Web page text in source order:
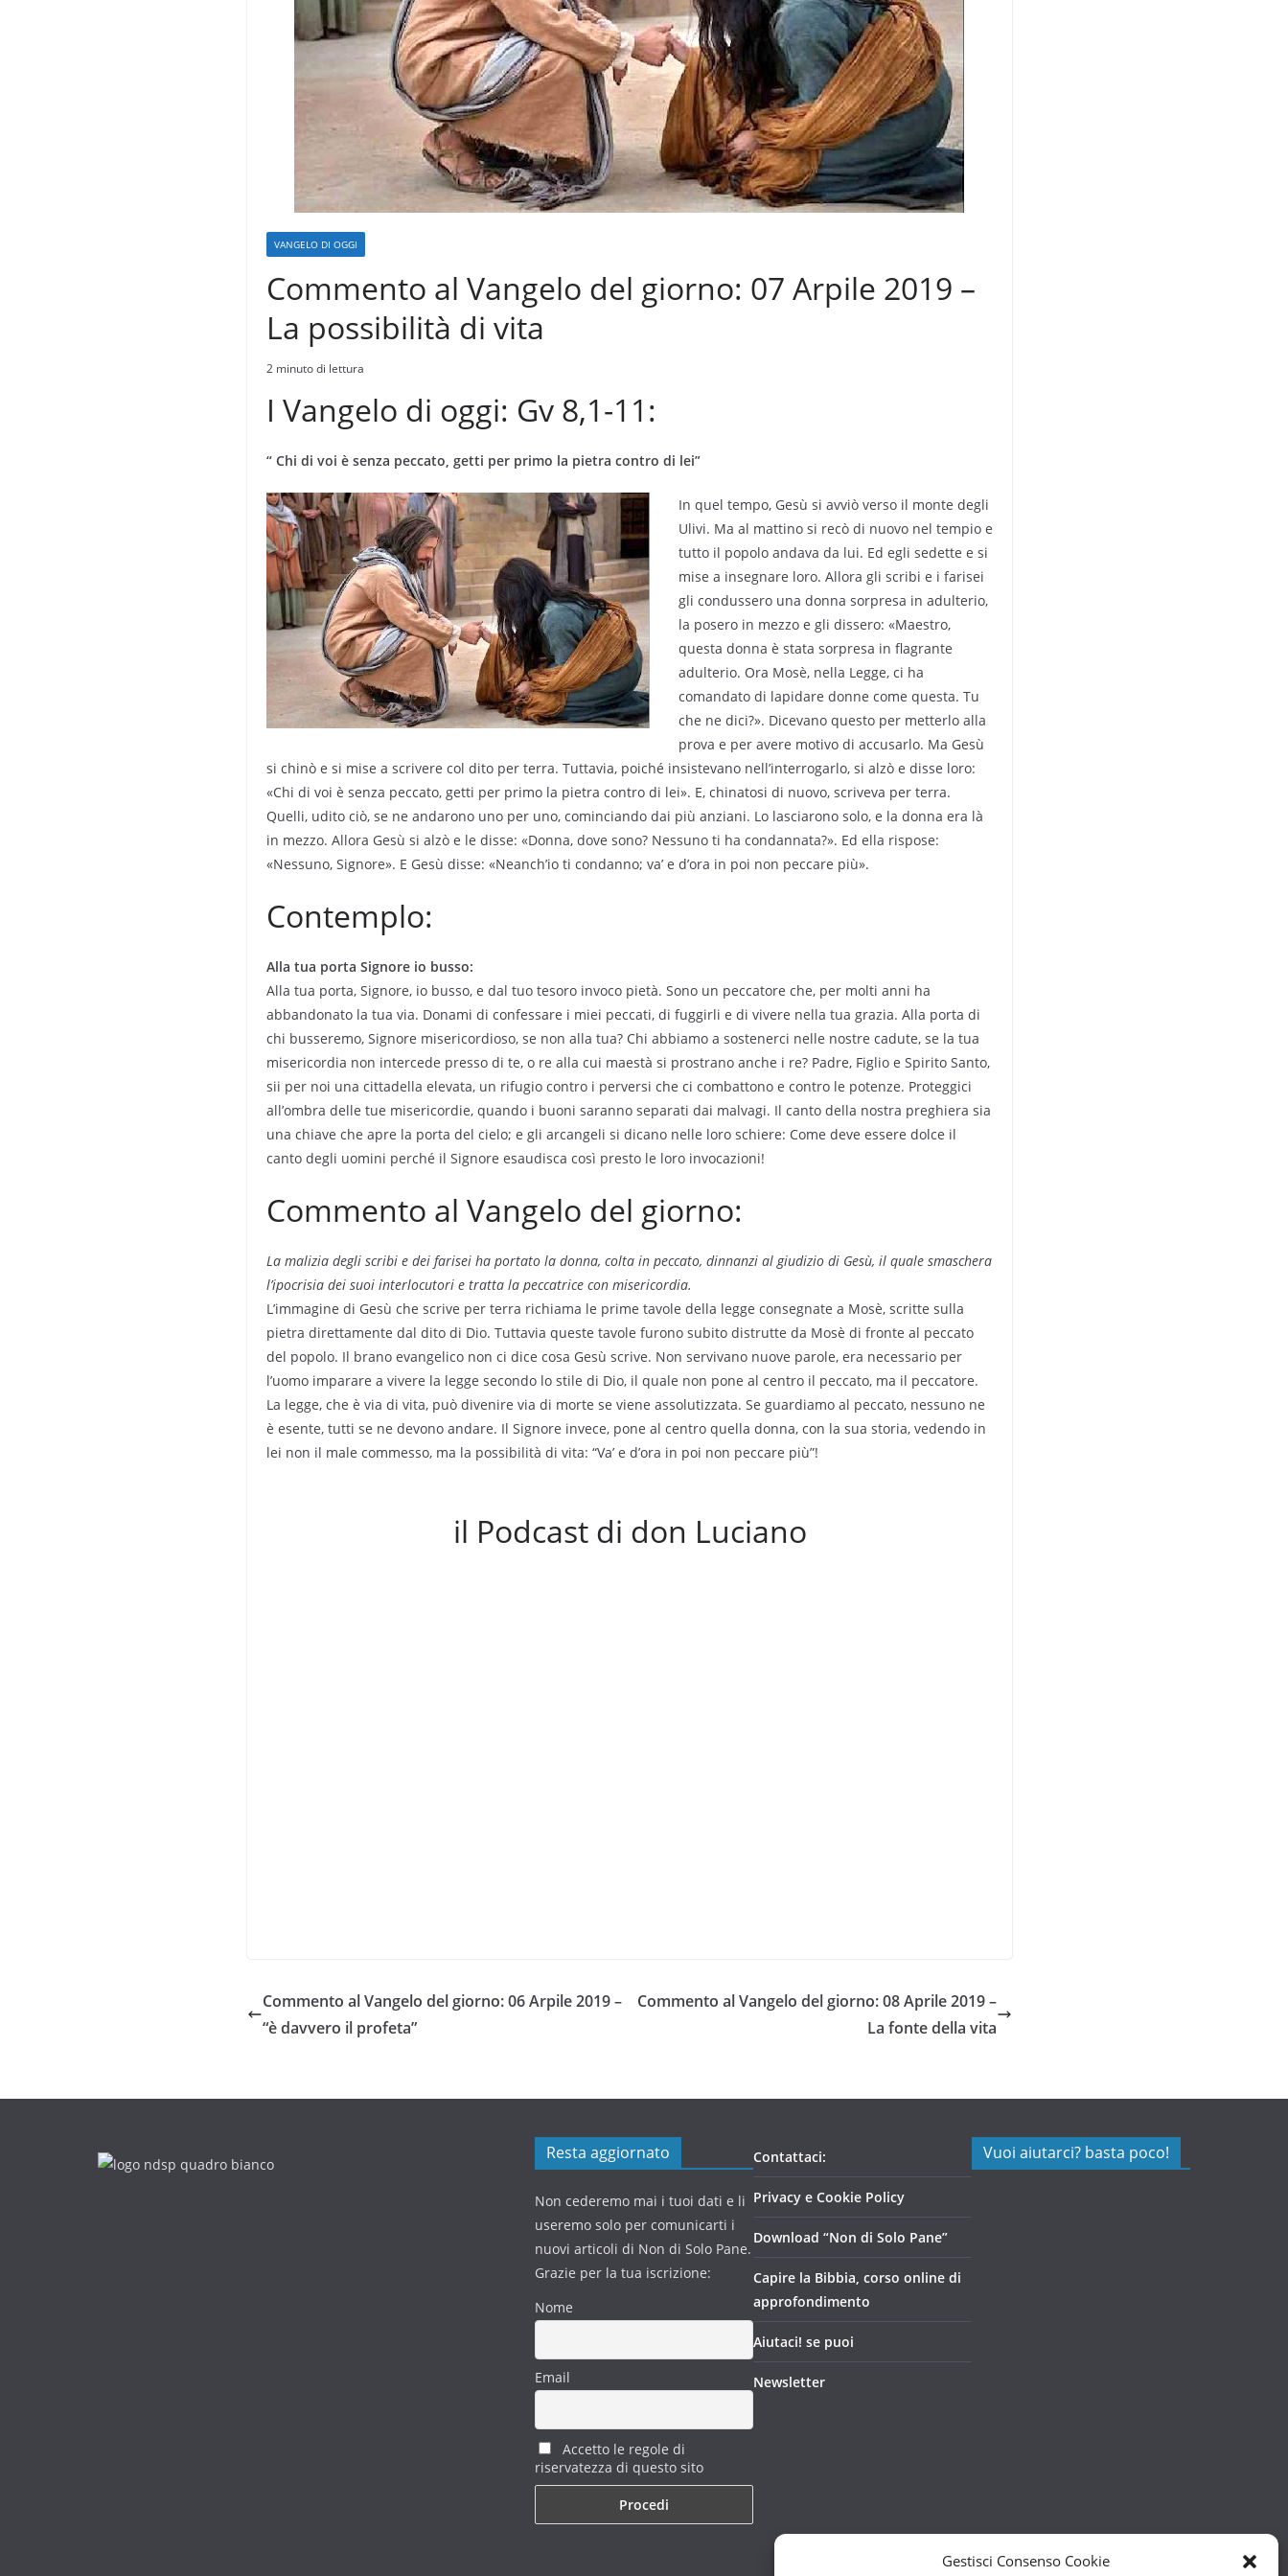
Gestisci Consenso Cookie
VANGELO DI OGGI
Commento al Vangelo del giorno: 07 Arpile 2019 –
La possibilità di vita
2 minuto di lettura
I Vangelo di oggi: Gv 8,1-11:
“ Chi di voi è senza peccato, getti per primo la pietra contro di lei”
In quel tempo, Gesù si avviò verso il monte degli
Ulivi. Ma al mattino si recò di nuovo nel tempio e
tutto il popolo andava da lui. Ed egli sedette e si
mise a insegnare loro. Allora gli scribi e i farisei
gli condussero una donna sorpresa in adulterio,
la posero in mezzo e gli dissero: «Maestro,
questa donna è stata sorpresa in flagrante
adulterio. Ora Mosè, nella Legge, ci ha
comandato di lapidare donne come questa. Tu
che ne dici?». Dicevano questo per metterlo alla
prova e per avere motivo di accusarlo. Ma Gesù
si chinò e si mise a scrivere col dito per terra. Tuttavia, poiché insistevano nell’interrogarlo, si alzò e disse loro:
«Chi di voi è senza peccato, getti per primo la pietra contro di lei». E, chinatosi di nuovo, scriveva per terra.
Quelli, udito ciò, se ne andarono uno per uno, cominciando dai più anziani. Lo lasciarono solo, e la donna era là
in mezzo. Allora Gesù si alzò e le disse: «Donna, dove sono? Nessuno ti ha condannata?». Ed ella rispose:
«Nessuno, Signore». E Gesù disse: «Neanch’io ti condanno; va’ e d’ora in poi non peccare più».
Contemplo:
Alla tua porta Signore io busso:
Alla tua porta, Signore, io busso, e dal tuo tesoro invoco pietà. Sono un peccatore che, per molti anni ha
abbandonato la tua via. Donami di confessare i miei peccati, di fuggirli e di vivere nella tua grazia. Alla porta di
chi busseremo, Signore misericordioso, se non alla tua? Chi abbiamo a sostenerci nelle nostre cadute, se la tua
misericordia non intercede presso di te, o re alla cui maestà si prostrano anche i re? Padre, Figlio e Spirito Santo,
sii per noi una cittadella elevata, un rifugio contro i perversi che ci combattono e contro le potenze. Proteggici
all’ombra delle tue misericordie, quando i buoni saranno separati dai malvagi. Il canto della nostra preghiera sia
una chiave che apre la porta del cielo; e gli arcangeli si dicano nelle loro schiere: Come deve essere dolce il
canto degli uomini perché il Signore esaudisca così presto le loro invocazioni!
Commento al Vangelo del giorno:
La malizia degli scribi e dei farisei ha portato la donna, colta in peccato, dinnanzi al giudizio di Gesù, il quale smaschera
l’ipocrisia dei suoi interlocutori e tratta la peccatrice con misericordia.
L’immagine di Gesù che scrive per terra richiama le prime tavole della legge consegnate a Mosè, scritte sulla
pietra direttamente dal dito di Dio. Tuttavia queste tavole furono subito distrutte da Mosè di fronte al peccato
del popolo. Il brano evangelico non ci dice cosa Gesù scrive. Non servivano nuove parole, era necessario per
l’uomo imparare a vivere la legge secondo lo stile di Dio, il quale non pone al centro il peccato, ma il peccatore.
La legge, che è via di vita, può divenire via di morte se viene assolutizzata. Se guardiamo al peccato, nessuno ne
è esente, tutti se ne devono andare. Il Signore invece, pone al centro quella donna, con la sua storia, vedendo in
lei non il male commesso, ma la possibilità di vita: “Va’ e d’ora in poi non peccare più”!
il Podcast di don Luciano
Commento al Vangelo del giorno: 06 Arpile 2019 –
“è davvero il profeta”
Commento al Vangelo del giorno: 08 Aprile 2019 –
La fonte della vita
Resta aggiornato
Non cederemo mai i tuoi dati e li
useremo solo per comunicarti i
nuovi articoli di Non di Solo Pane.
Grazie per la tua iscrizione:
Nome
Email
Accetto le regole di
riservatezza di questo sito
Contattaci:
Privacy e Cookie Policy
Download “Non di Solo Pane”
Capire la Bibbia, corso online di
approfondimento
Aiutaci! se puoi
Newsletter
Vuoi aiutarci? basta poco!